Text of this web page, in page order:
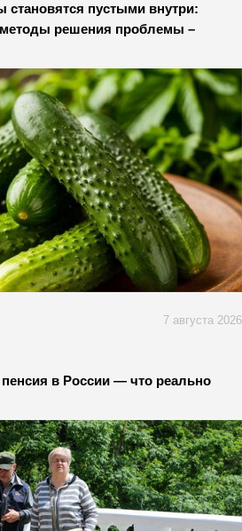
пустыми внутри:
решения проблемы –
7 августа 2026
пенсия в России — что реально